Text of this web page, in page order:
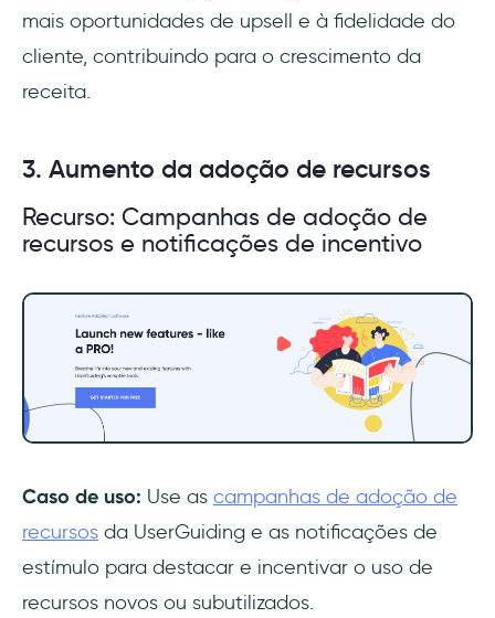
mais oportunidades de upsell e à fidelidade do
cliente, contribuindo para o crescimento da
receita.
3. Aumento da adoção de recursos
Recurso: Campanhas de adoção de
recursos e notificações de incentivo
Caso de uso: Use as campanhas de adoção de
recursos da UserGuiding e as notificações de
estímulo para destacar e incentivar o uso de
recursos novos ou subutilizados.